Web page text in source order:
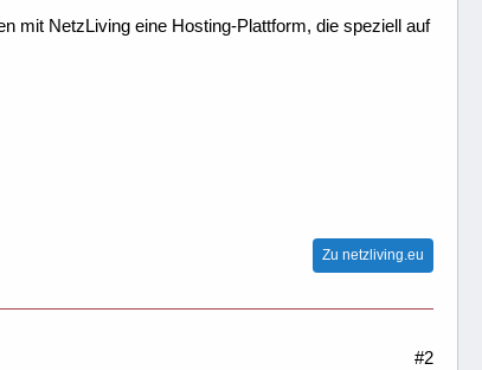
mit NetzLiving eine Hosting-Plattform, die speziell auf
Zu netzliving.eu
#2